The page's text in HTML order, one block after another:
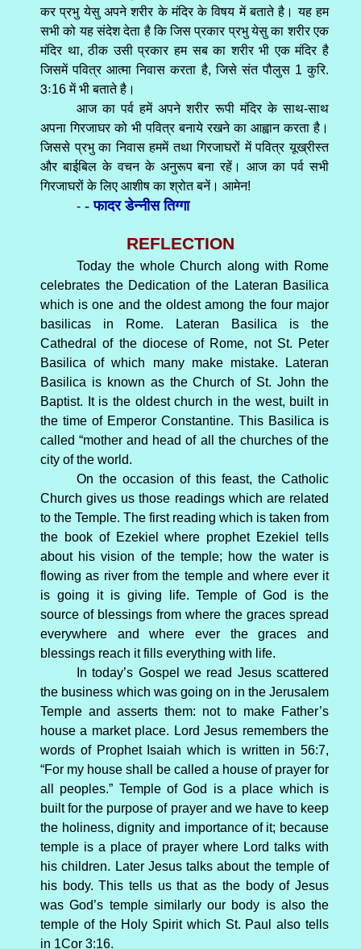
कर प्रभु येसु अपने शरीर के मंदिर के विषय में बताते है। यह हम
सभी को यह संदेश देता है कि जिस प्रकार प्रभु येसु का शरीर एक
मंदिर था, ठीक उसी प्रकार हम सब का शरीर भी एक मंदिर है
जिसमें पवित्र आत्मा निवास करता है, जिसे संत पौलुस 1 कुरि.
3ः16 में भी बताते है।
आज का पर्व हमें अपने शरीर रूपी मंदिर के साथ-साथ
अपना गिरजाघर को भी पवित्र बनाये रखने का आह्वान करता है।
जिससे प्रभु का निवास हममें तथा गिरजाघरों में पवित्र यूख्रीस्त
और बाईबिल के वचन के अनुरूप बना रहें। आज का पर्व सभी
गिरजाघरों के लिए आशीष का श्रोत बनें। आमेन!
-- फादर डेन्नीस तिग्गा
REFLECTION
Today the whole Church along with Rome
celebrates the Dedication of the Lateran Basilica
which is one and the oldest among the four major
basilicas in Rome. Lateran Basilica is the
Cathedral of the diocese of Rome, not St. Peter
Basilica of which many make mistake. Lateran
Basilica is known as the Church of St. John the
Baptist. It is the oldest church in the west, built in
the time of Emperor Constantine. This Basilica is
called “mother and head of all the churches of the
city of the world.
On the occasion of this feast, the Catholic
Church gives us those readings which are related
to the Temple. The first reading which is taken from
the book of Ezekiel where prophet Ezekiel tells
about his vision of the temple; how the water is
flowing as river from the temple and where ever it
is going it is giving life. Temple of God is the
source of blessings from where the graces spread
everywhere and where ever the graces and
blessings reach it fills everything with life.
In today’s Gospel we read Jesus scattered
the business which was going on in the Jerusalem
Temple and asserts them: not to make Father’s
house a market place. Lord Jesus remembers the
words of Prophet Isaiah which is written in 56:7,
“For my house shall be called a house of prayer for
all peoples.” Temple of God is a place which is
built for the purpose of prayer and we have to keep
the holiness, dignity and importance of it; because
temple is a place of prayer where Lord talks with
his children. Later Jesus talks about the temple of
his body. This tells us that as the body of Jesus
was God’s temple similarly our body is also the
temple of the Holy Spirit which St. Paul also tells
in 1Cor 3:16.